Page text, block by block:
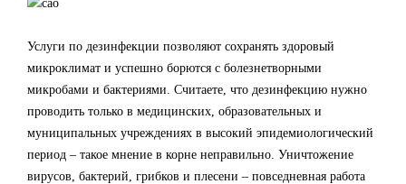
Услуги по дезинфекции позволяют сохранять здоровый
микроклимат и успешно борются с болезнетворными
микробами и бактериями. Считаете, что дезинфекцию нужно
проводить только в медицинских, образовательных и
муниципальных учреждениях в высокий эпидемиологический
период – такое мнение в корне неправильно. Уничтожение
вирусов, бактерий, грибков и плесени – повседневная работа